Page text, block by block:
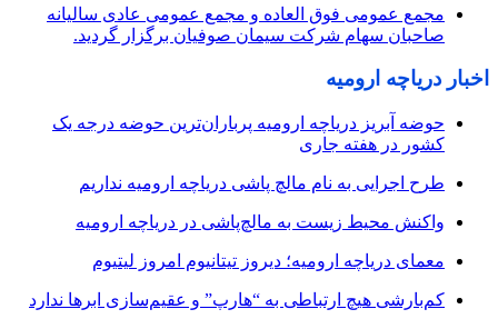
مجمع عمومی فوق العاده و مجمع عمومی عادی سالیانه
صاحبان سهام شرکت سیمان صوفیان برگزار گردید.
اخبار دریاچه ارومیه
حوضه آبریز دریاچه ارومیه پرباران‌ترین حوضه‌ درجه یک
کشور در هفته جاری
طرح اجرایی به نام مالچ پاشی دریاچه ارومیه نداریم
واکنش محیط زیست به مالچ‌پاشی در دریاچه ارومیه
معمای دریاچه ارومیه؛ دیروز تیتانیوم امروز لیتیوم
کم‌بارشی هیچ ارتباطی به “هارپ” و عقیم‌سازی ابرها ندارد